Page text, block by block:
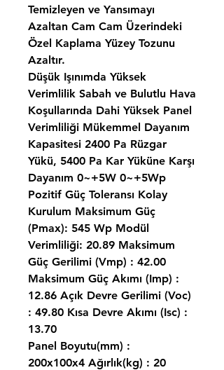
Temizleyen ve Yansımayı
Azaltan Cam Cam Üzerindeki
Özel Kaplama Yüzey Tozunu
Azaltır.
Düşük Işınımda Yüksek
Verimlilik Sabah ve Bulutlu Hava
Koşullarında Dahi Yüksek Panel
Verimliliği Mükemmel Dayanım
Kapasitesi 2400 Pa Rüzgar
Yükü, 5400 Pa Kar Yüküne Karşı
Dayanım 0~+5W 0~+5Wp
Pozitif Güç Toleransı Kolay
Kurulum Maksimum Güç
(Pmax): 545 Wp Modül
Verimliliği: 20.89 Maksimum
Güç Gerilimi (Vmp) : 42.00
Maksimum Güç Akımı (Imp) :
12.86 Açık Devre Gerilimi (Voc)
: 49.80 Kısa Devre Akımı (Isc) :
13.70
Panel Boyutu(mm) :
200x100x4 Ağırlık(kg) : 20